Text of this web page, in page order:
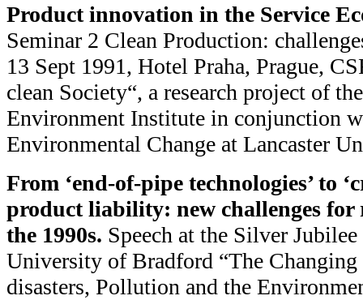
Product innovation in the Service
Seminar 2 Clean Production:
13 Sept 1991, Hotel Praha, Prague,
clean Society“, a research project of
Environment Institute in conjunction
Environmental Change at Lancaster
From ‘end-of-pipe technologies’ to
product liability: new challenges for
the 1990s. Speech at the Silver
University of Bradford “The Changing
disasters, Pollution and the